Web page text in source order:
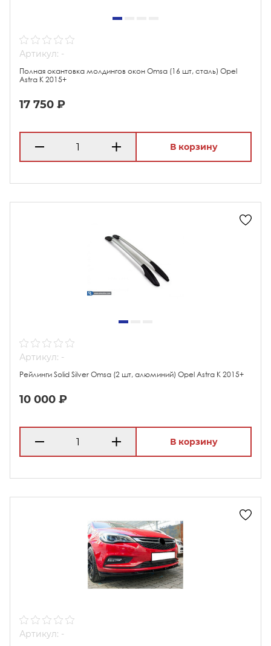
Артикул: -
Полная окантовка молдингов окон Omsa (16 шт, сталь) Opel
Astra K 2015+
17 750 ₽
В корзину
Артикул: -
Рейлинги Solid Silver Omsa (2 шт, алюминий) Opel Astra K 2015+
10 000 ₽
В корзину
Артикул: -